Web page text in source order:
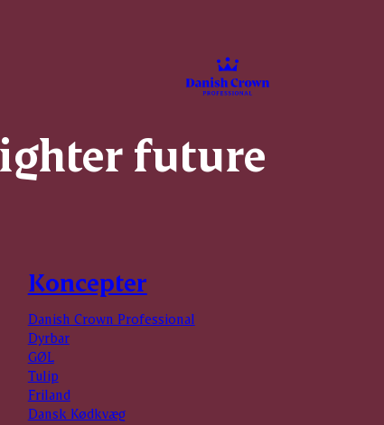
future
Koncepter
Danish Crown Professional
Dyrbar
GØL
Tulip
Friland
Dansk Kødkvæg